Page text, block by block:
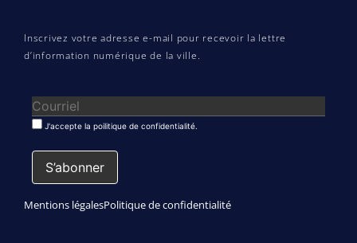
Inscrivez votre adresse e-mail pour recevoir la lettre
d’information numérique de la ville.
J'accepte la poilitique de confidentialité.
Mentions légalesPolitique de confidentialité